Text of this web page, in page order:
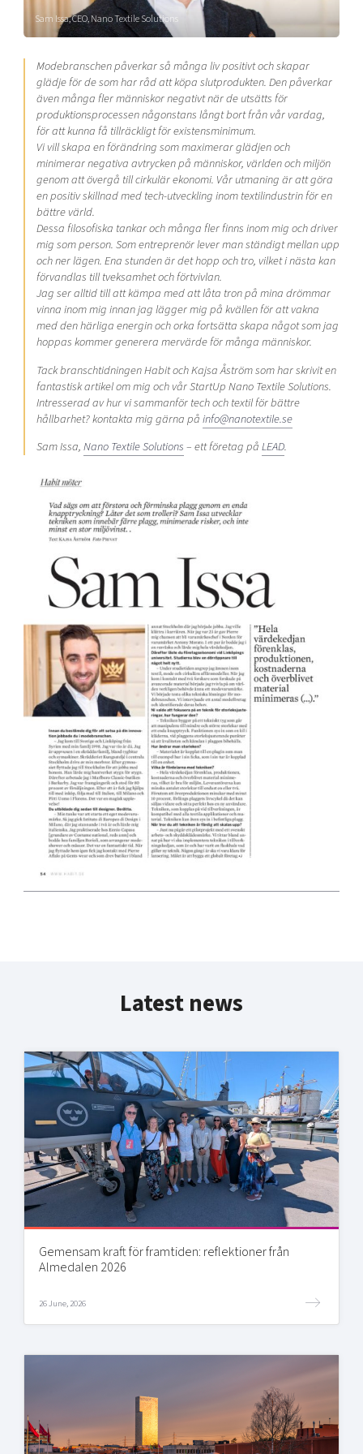
Shaping cities and regions
Bright East
East Sweden Tech Women
Reversed mentorship
Current offers and activities
Upscaling
Talent & skills
Startup & industry collaboration
Offers to boost your business
Funding opportunities
Our community of companies
Projects
Publications
Project toolbox
Our clusters
Reach out to us
Locations
Today's lunch in Mjärdevi
Sam Issa, CEO, Nano Textile Solutions
Modebranschen påverkar så många liv positivt och skapar
glädje för de som har råd att köpa slutprodukten. Den påverkar
även många fler människor negativt när de utsätts för
produktionsprocessen någonstans långt bort från vår vardag,
för att kunna få tillräckligt för existensminimum.
Vi vill skapa en förändring som maximerar glädjen och
minimerar negativa avtrycken på människor, världen och miljön
genom att övergå till cirkulär ekonomi. Vår utmaning är att göra
en positiv skillnad med tech-utveckling inom textilindustrin för en
bättre värld.
Dessa filosofiska tankar och många fler finns inom mig och driver
mig som person. Som entreprenör lever man ständigt mellan upp
och ner lägen. Ena stunden är det hopp och tro, vilket i nästa kan
förvandlas till tveksamhet och förtvivlan.
Jag ser alltid till att kämpa med att låta tron på mina drömmar
vinna inom mig innan jag lägger mig på kvällen för att vakna
med den härliga energin och orka fortsätta skapa något som jag
hoppas kommer generera mervärde för många människor.
Tack branschtidningen Habit och Kajsa Åström som har skrivit en
fantastisk artikel om mig och vår StartUp Nano Textile Solutions.
Intresserad av hur vi sammanför tech och textil för bättre
hållbarhet? kontakta mig gärna påinfo@nanotextile.se
Sam Issa,Nano Textile Solutions– ett företag påLEAD.
Latest news
Gemensam kraft för framtiden: reflektioner från
Almedalen 2026
26 June, 2026